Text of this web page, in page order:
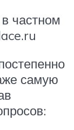
частном
самую